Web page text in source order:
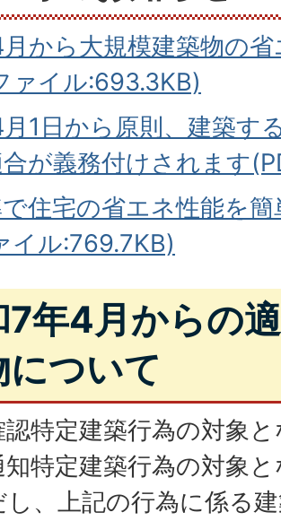
から大規模建築物の
ァイル:693.3KB)
1日から原則、建築す
が義務付けされます
住宅の省エネ性能を
イル:769.7KB)
7年4月からの
について
認特定建築行為の対象
知特定建築行為の対象
し、上記の行為に係る